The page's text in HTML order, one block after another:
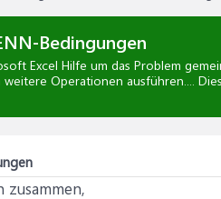
Bedingungen
Excel Hilfe um das Problem
Operationen ausführen....
zusammen,